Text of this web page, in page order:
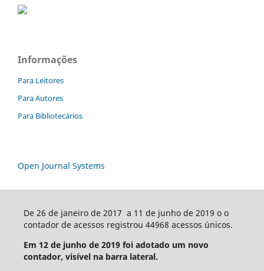
Informações
Para Leitores
Para Autores
Para Bibliotecários
Open Journal Systems
De 26 de janeiro de 2017 a 11 de junho de 2019 o o
contador de acessos registrou 44968 acessos únicos.
Em 12 de junho de 2019 foi adotado um novo
contador, visível na barra lateral.